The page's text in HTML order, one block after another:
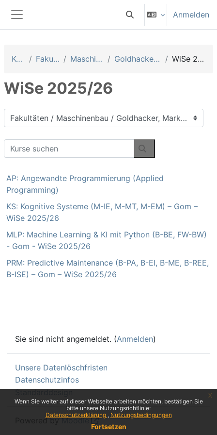
Wenn Sie weiter auf dieser Webseite arbeiten möchten, bestätigen Sie
bitte unsere Nutzungsrichtlinie:
Datenschutzerklärung
Nutzungsbedingungen
Fortsetzen
x
Website-Übersicht
Sucheingabe umschalten
Anmelden
Kurse Fakultäten Maschinenbau Goldhacker, Markus WiSe 2025/26
WiSe 2025/26
Kursbereiche
Kurse suchen
Kurse suchen
AP: Angewandte Programmierung (Applied
Programming)
KS: Kognitive Systeme (M-IE, M-MT, M-EM) – Gom –
WiSe 2025/26
MLP: Machine Learning & KI mit Python (B-BE, FW-BW)
- Gom - WiSe 2025/26
PRM: Predictive Maintenance (B-PA, B-EI, B-ME, B-REE,
B-ISE) – Gom – WiSe 2025/26
Sie sind nicht angemeldet. (Anmelden)
Unsere Datenlöschfristen
Datenschutzinfos
Standarddesign
Powered byMoodle